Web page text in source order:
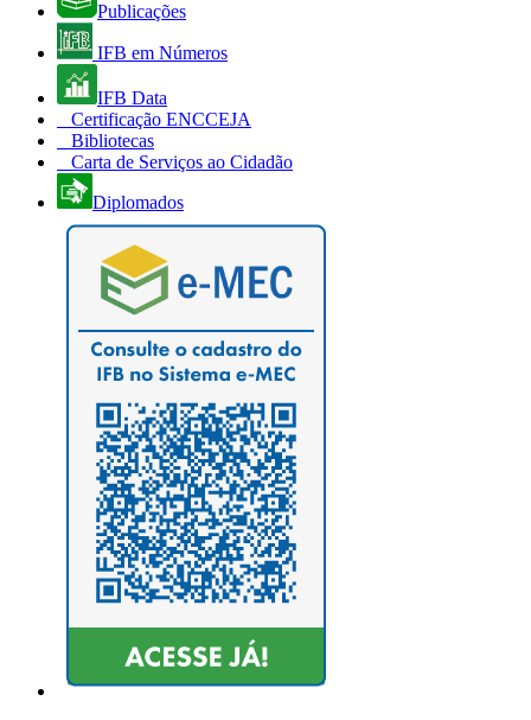
Publicações
IFB em Números
IFB Data
Certificação ENCCEJA
Bibliotecas
Carta de Serviços ao Cidadão
Diplomados